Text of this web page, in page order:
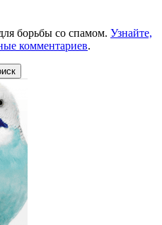
борьбы со спамом. Узнайте,
комментариев.